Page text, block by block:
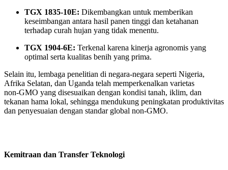
TGX 1835‑10E: Dikembangkan untuk memberikan
keseimbangan antara hasil panen tinggi dan ketahanan
terhadap curah hujan yang tidak menentu.
TGX 1904‑6E: Terkenal karena kinerja agronomis yang
optimal serta kualitas benih yang prima.
Selain itu, lembaga penelitian di negara-negara seperti Nigeria,
Afrika Selatan, dan Uganda telah memperkenalkan varietas
non‑GMO yang disesuaikan dengan kondisi tanah, iklim, dan
tekanan hama lokal, sehingga mendukung peningkatan produktivitas
dan penyesuaian dengan standar global non‑GMO.
Kemitraan dan Transfer Teknologi